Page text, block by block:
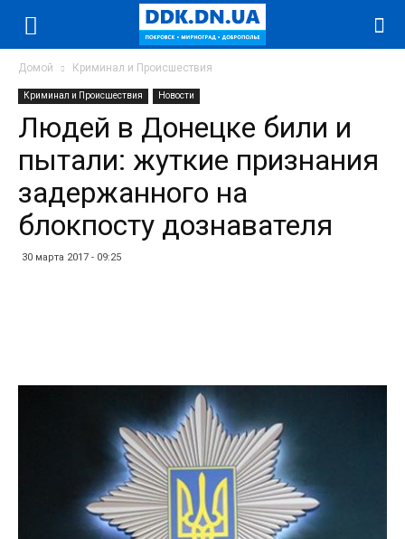
Домой Криминал и Происшествия
Криминал и Происшествия Новости
Людей в Донецке били и
пытали: жуткие признания
задержанного на
блокпосту дознавателя
30 марта 2017 - 09:25